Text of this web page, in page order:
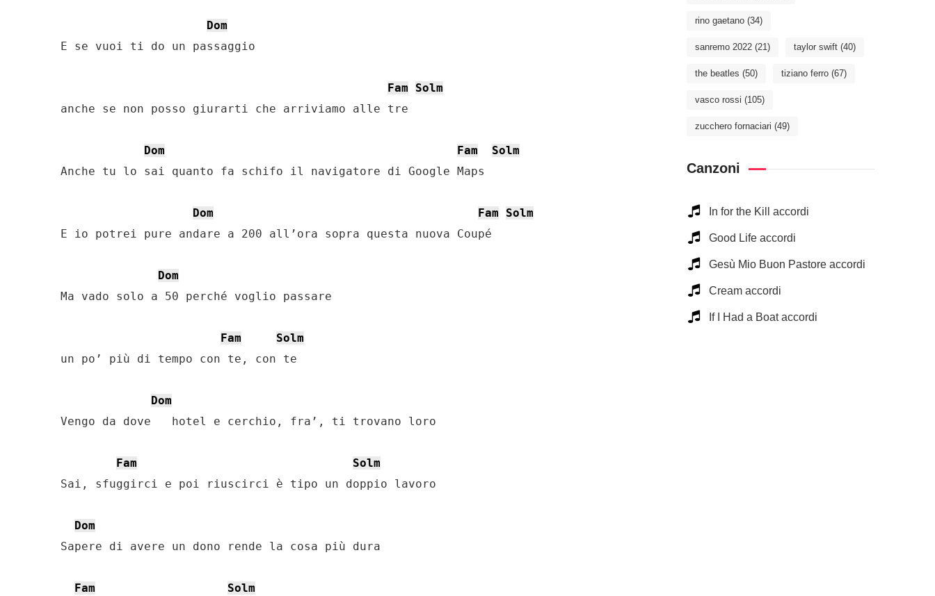
Dom
E se vuoi ti do un passaggio
Fam
Solm
anche se non posso giurarti che arriviamo alle tre
Dom Fam
Solm
Anche tu lo sai quanto fa schifo il navigatore di Google Maps
Dom Fam
Solm
E io potrei pure andare a 200 all’ora sopra questa nuova Coupé
Dom
Ma vado solo a 50 perché voglio passare
Fam
Solm
un po’ più di tempo con te, con te
Dom
Vengo da dove   hotel e cerchio, fra’, ti trovano loro
Fam
Solm
Sai, sfuggirci e poi riuscirci è tipo un doppio lavoro
Dom
Sapere di avere un dono rende la cosa più dura
Fam
Solm
rino gaetano (34)
sanremo 2022 (21) taylor swift (40)
the beatles (50) tiziano ferro (67)
vasco rossi (105)
zucchero fornaciari (49)
Canzoni
In for the Kill accordi
Good Life accordi
Gesù Mio Buon Pastore accordi
Cream accordi
If I Had a Boat accordi